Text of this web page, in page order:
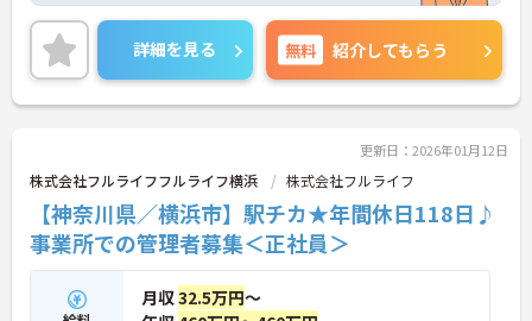
ントなど、さらに詳細をご案内しますのでお気軽に
ご相談ください！詳細を見る 無料 紹介してもらう
更新日：2026年01月12日
株式会社フルライフフルライフ横浜 株式会社フルライフ
【神奈川県／横浜市】駅チカ★年間休日118日♪
事業所での管理者募集＜正社員＞
月収32.5万円～